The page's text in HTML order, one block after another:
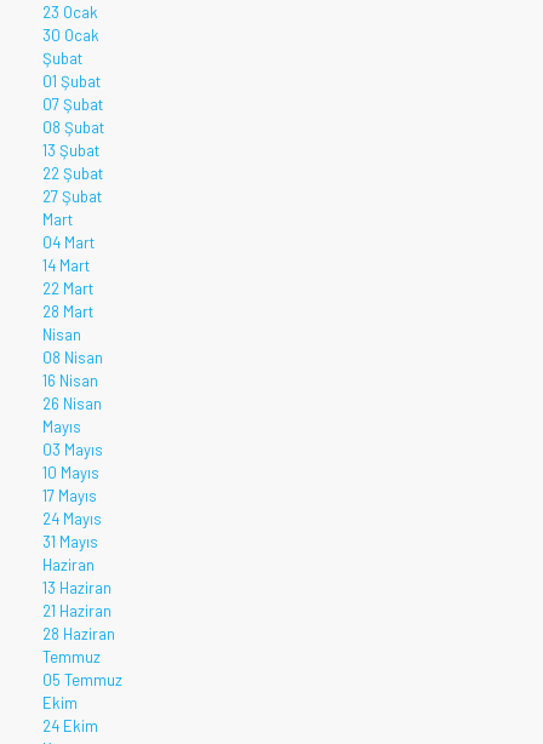
23 Ocak
30 Ocak
Şubat
01 Şubat
07 Şubat
08 Şubat
13 Şubat
22 Şubat
27 Şubat
Mart
04 Mart
14 Mart
22 Mart
28 Mart
Nisan
08 Nisan
16 Nisan
26 Nisan
Mayıs
03 Mayıs
10 Mayıs
17 Mayıs
24 Mayıs
31 Mayıs
Haziran
13 Haziran
21 Haziran
28 Haziran
Temmuz
05 Temmuz
Ekim
24 Ekim